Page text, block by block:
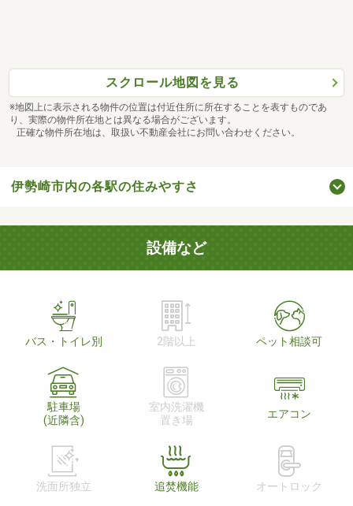
スクロール地図を見る
※地図上に表示される物件の位置は付近住所に所在することを表すものであ
り、実際の物件所在地とは異なる場合がございます。
正確な物件所在地は、取扱い不動産会社にお問い合わせください。
伊勢崎市内の各駅の住みやすさ
設備など
バス・トイレ別 2階以上 ペット相談可
駐車場
(近隣含)
室内洗濯機
置き場
エアコン
洗面所独立 追焚機能 オートロック